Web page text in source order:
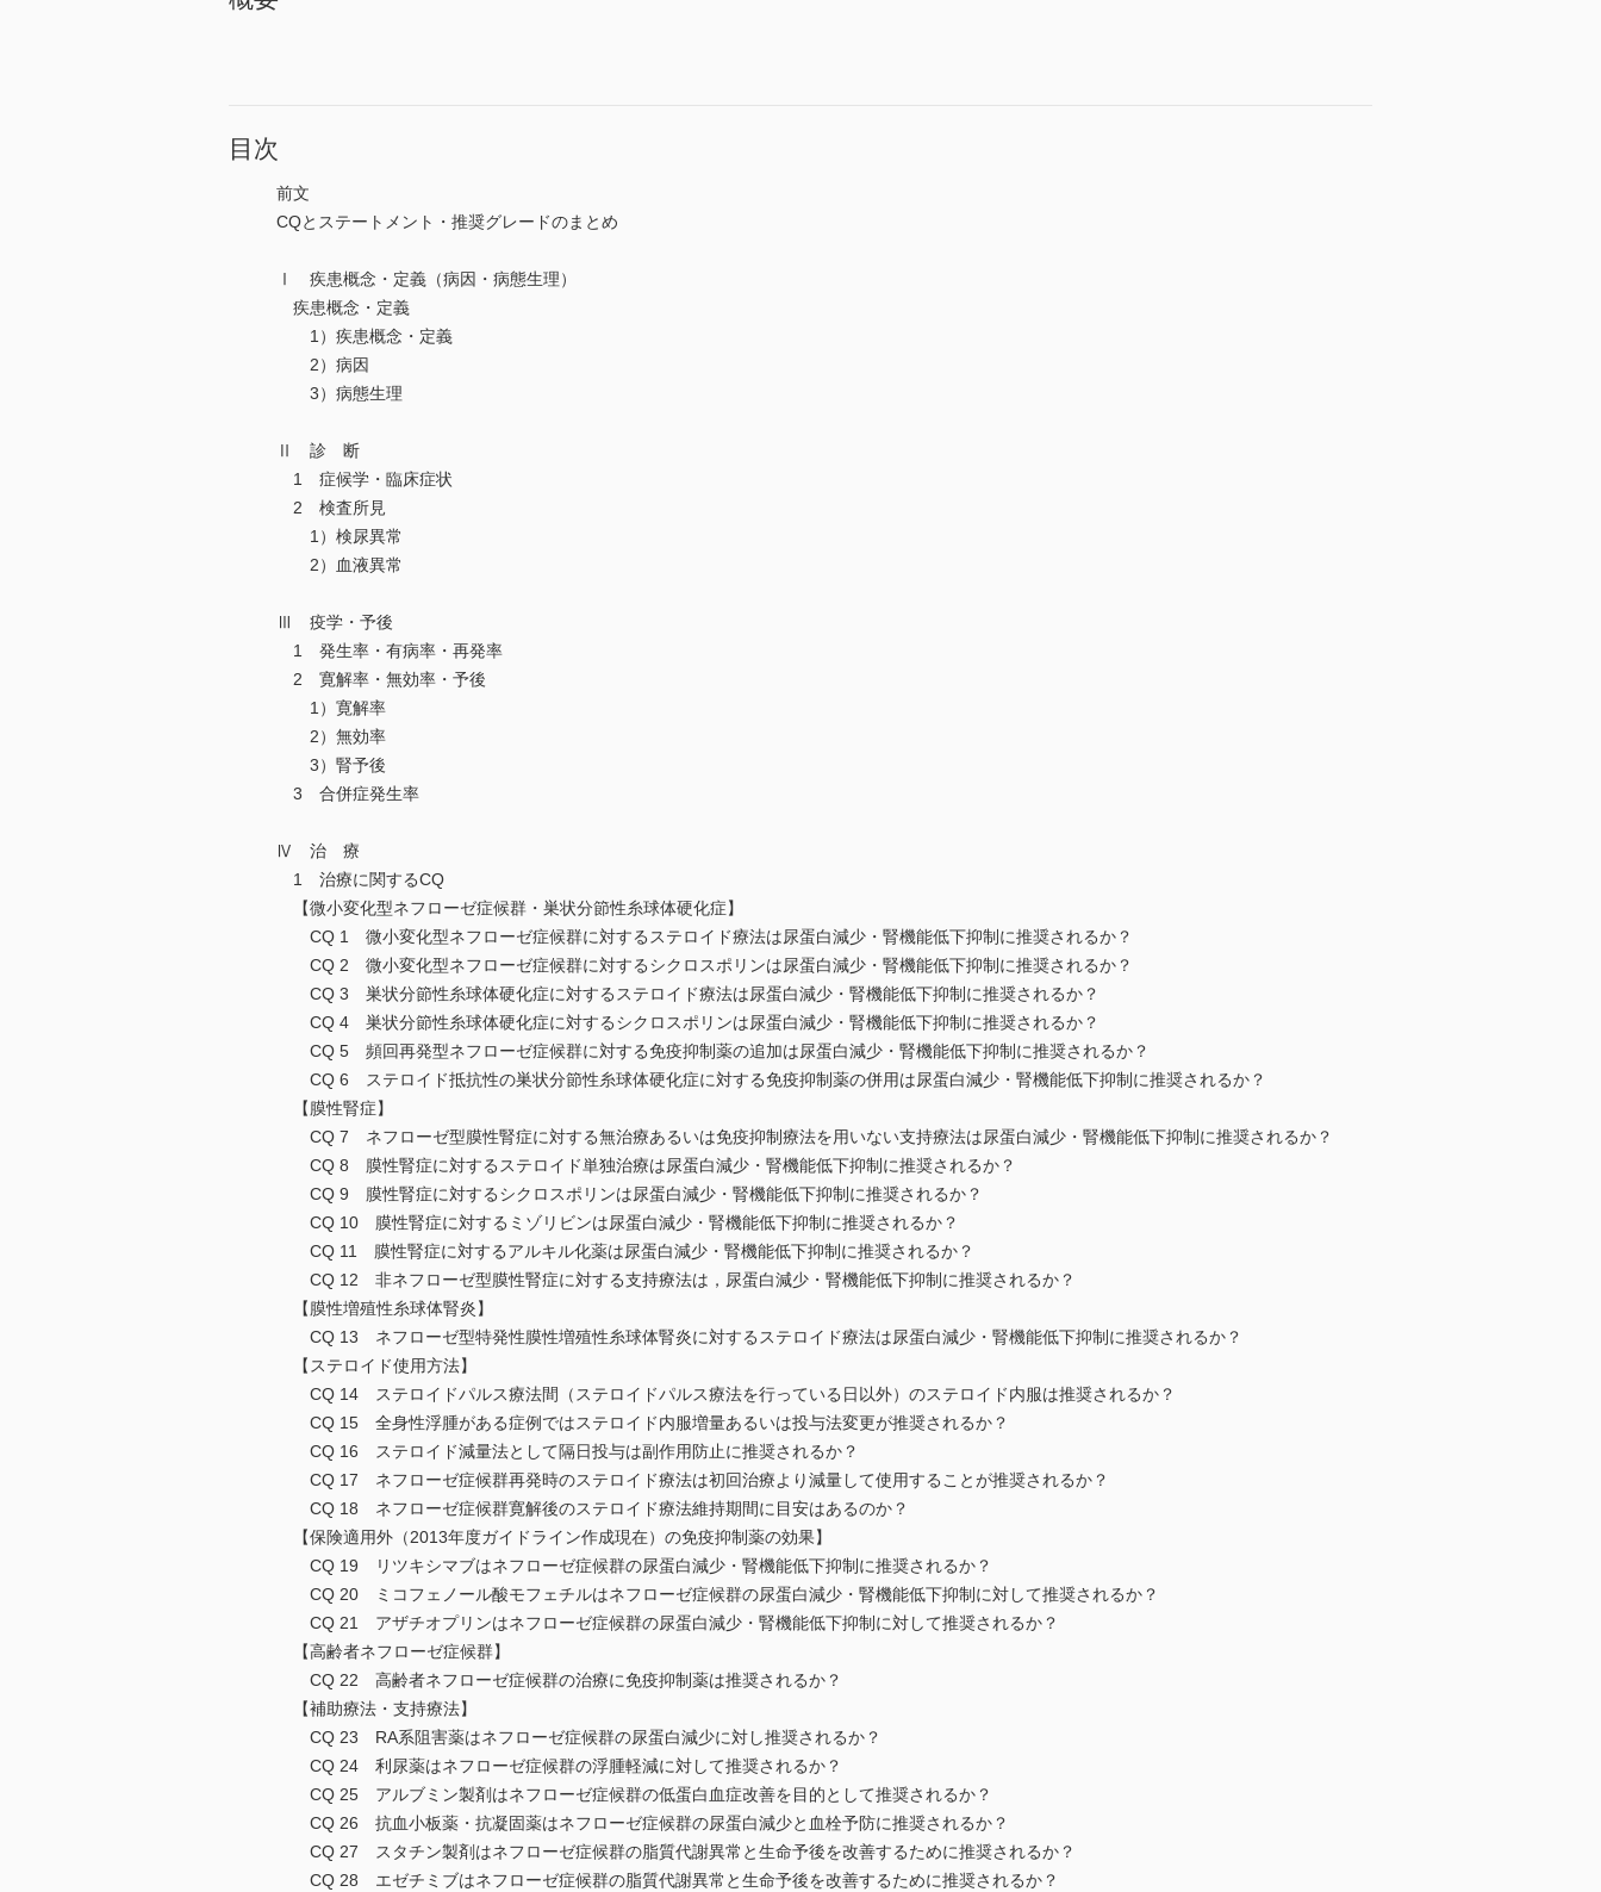
目次
前文
CQとステートメント・推奨グレードのまとめ
Ⅰ 疾患概念・定義（病因・病態生理）
疾患概念・定義
1）疾患概念・定義
2）病因
3）病態生理
Ⅱ 診 断
1 症候学・臨床症状
2 検査所見
1）検尿異常
2）血液異常
Ⅲ 疫学・予後
1 発生率・有病率・再発率
2 寛解率・無効率・予後
1）寛解率
2）無効率
3）腎予後
3 合併症発生率
Ⅳ 治 療
1 治療に関するCQ
【微小変化型ネフローゼ症候群・巣状分節性糸球体硬化症】
CQ 1 微小変化型ネフローゼ症候群に対するステロイド療法は尿蛋白減少・腎機能低下抑制に推奨されるか？
CQ 2 微小変化型ネフローゼ症候群に対するシクロスポリンは尿蛋白減少・腎機能低下抑制に推奨されるか？
CQ 3 巣状分節性糸球体硬化症に対するステロイド療法は尿蛋白減少・腎機能低下抑制に推奨されるか？
CQ 4 巣状分節性糸球体硬化症に対するシクロスポリンは尿蛋白減少・腎機能低下抑制に推奨されるか？
CQ 5 頻回再発型ネフローゼ症候群に対する免疫抑制薬の追加は尿蛋白減少・腎機能低下抑制に推奨されるか？
CQ 6 ステロイド抵抗性の巣状分節性糸球体硬化症に対する免疫抑制薬の併用は尿蛋白減少・腎機能低下抑制に推奨されるか？
【膜性腎症】
CQ 7 ネフローゼ型膜性腎症に対する無治療あるいは免疫抑制療法を用いない支持療法は尿蛋白減少・腎機能低下抑制に推奨されるか？
CQ 8 膜性腎症に対するステロイド単独治療は尿蛋白減少・腎機能低下抑制に推奨されるか？
CQ 9 膜性腎症に対するシクロスポリンは尿蛋白減少・腎機能低下抑制に推奨されるか？
CQ 10 膜性腎症に対するミゾリビンは尿蛋白減少・腎機能低下抑制に推奨されるか？
CQ 11 膜性腎症に対するアルキル化薬は尿蛋白減少・腎機能低下抑制に推奨されるか？
CQ 12 非ネフローゼ型膜性腎症に対する支持療法は，尿蛋白減少・腎機能低下抑制に推奨されるか？
【膜性増殖性糸球体腎炎】
CQ 13 ネフローゼ型特発性膜性増殖性糸球体腎炎に対するステロイド療法は尿蛋白減少・腎機能低下抑制に推奨されるか？
【ステロイド使用方法】
CQ 14 ステロイドパルス療法間（ステロイドパルス療法を行っている日以外）のステロイド内服は推奨されるか？
CQ 15 全身性浮腫がある症例ではステロイド内服増量あるいは投与法変更が推奨されるか？
CQ 16 ステロイド減量法として隔日投与は副作用防止に推奨されるか？
CQ 17 ネフローゼ症候群再発時のステロイド療法は初回治療より減量して使用することが推奨されるか？
CQ 18 ネフローゼ症候群寛解後のステロイド療法維持期間に目安はあるのか？
【保険適用外（2013年度ガイドライン作成現在）の免疫抑制薬の効果】
CQ 19 リツキシマブはネフローゼ症候群の尿蛋白減少・腎機能低下抑制に推奨されるか？
CQ 20 ミコフェノール酸モフェチルはネフローゼ症候群の尿蛋白減少・腎機能低下抑制に対して推奨されるか？
CQ 21 アザチオプリンはネフローゼ症候群の尿蛋白減少・腎機能低下抑制に対して推奨されるか？
【高齢者ネフローゼ症候群】
CQ 22 高齢者ネフローゼ症候群の治療に免疫抑制薬は推奨されるか？
【補助療法・支持療法】
CQ 23 RA系阻害薬はネフローゼ症候群の尿蛋白減少に対し推奨されるか？
CQ 24 利尿薬はネフローゼ症候群の浮腫軽減に対して推奨されるか？
CQ 25 アルブミン製剤はネフローゼ症候群の低蛋白血症改善を目的として推奨されるか？
CQ 26 抗血小板薬・抗凝固薬はネフローゼ症候群の尿蛋白減少と血栓予防に推奨されるか？
CQ 27 スタチン製剤はネフローゼ症候群の脂質代謝異常と生命予後を改善するために推奨されるか？
CQ 28 エゼチミブはネフローゼ症候群の脂質代謝異常と生命予後を改善するために推奨されるか？